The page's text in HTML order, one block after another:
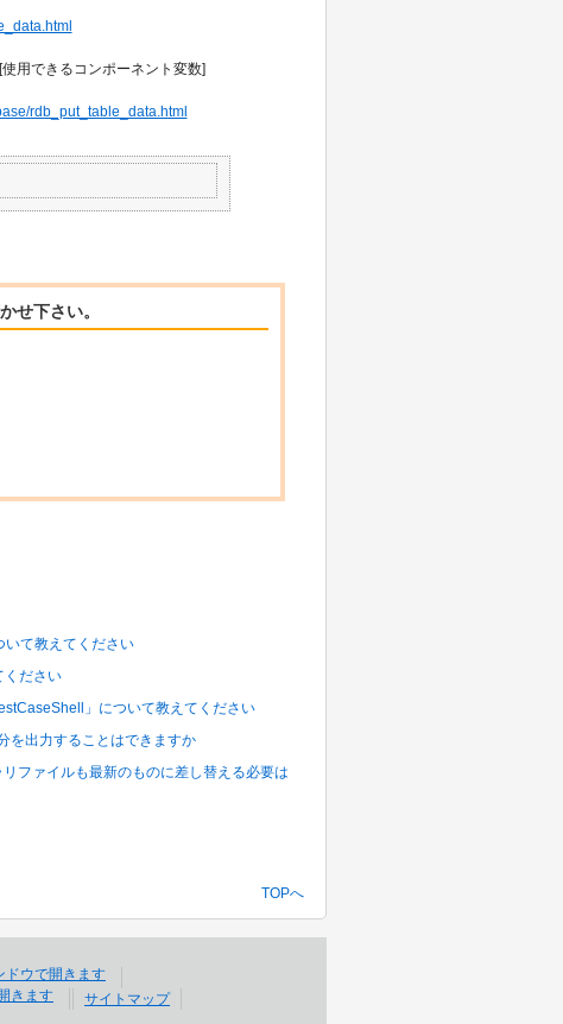
用できるコンポーネント変数]
rdb_put_table_data.html
せ下さい。
いて教えてください
ください
」について教えてください
を出力することはできますか
ファイルも最新のものに差し替える必要は
TOPへ
サイトマップ